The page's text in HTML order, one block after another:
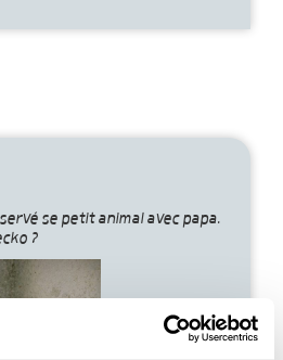
se petit animal avec papa.
?